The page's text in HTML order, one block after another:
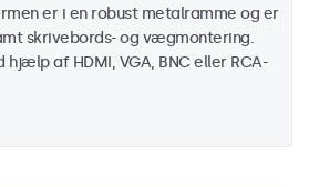
er i en robust metalramme og er
skrivebords- og vægmontering.
hjælp af HDMI, VGA, BNC eller RCA-